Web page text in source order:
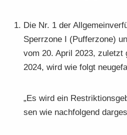
Die Nr. 1 der
Sperr­zo­ne I (Puf­fer­zo­ne)
vom 20. April 2023, zu­letzt
2024, wird wie folgt
„Es wird ein
sen wie nach­fol­gend